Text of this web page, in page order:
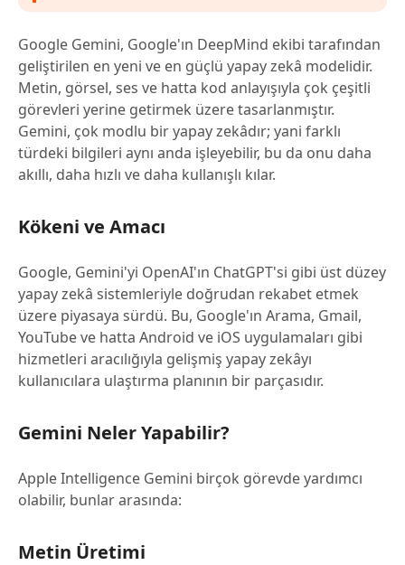
Google Gemini, Google'ın DeepMind ekibi tarafından
geliştirilen en yeni ve en güçlü yapay zekâ modelidir.
Metin, görsel, ses ve hatta kod anlayışıyla çok çeşitli
görevleri yerine getirmek üzere tasarlanmıştır.
Gemini, çok modlu bir yapay zekâdır; yani farklı
türdeki bilgileri aynı anda işleyebilir, bu da onu daha
akıllı, daha hızlı ve daha kullanışlı kılar.
Kökeni ve Amacı
Google, Gemini'yi OpenAI'ın ChatGPT'si gibi üst düzey
yapay zekâ sistemleriyle doğrudan rekabet etmek
üzere piyasaya sürdü. Bu, Google'ın Arama, Gmail,
YouTube ve hatta Android ve iOS uygulamaları gibi
hizmetleri aracılığıyla gelişmiş yapay zekâyı
kullanıcılara ulaştırma planının bir parçasıdır.
Gemini Neler Yapabilir?
Apple Intelligence Gemini birçok görevde yardımcı
olabilir, bunlar arasında:
Metin Üretimi